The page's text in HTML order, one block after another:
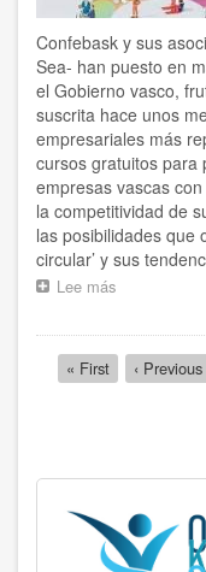
Confebask y sus
Sea- han puesto en
el Gobierno vasco,
suscrita hace unos
empresariales más
cursos gratuitos para
empresas vascas
la competitividad de
las posibilidades que
circular’ y sus
Lee más
sus
asociadas
Sea
colaboran
con
Ihobe
Paginación
Primera
página
« First
Página
anterior
‹ Previous